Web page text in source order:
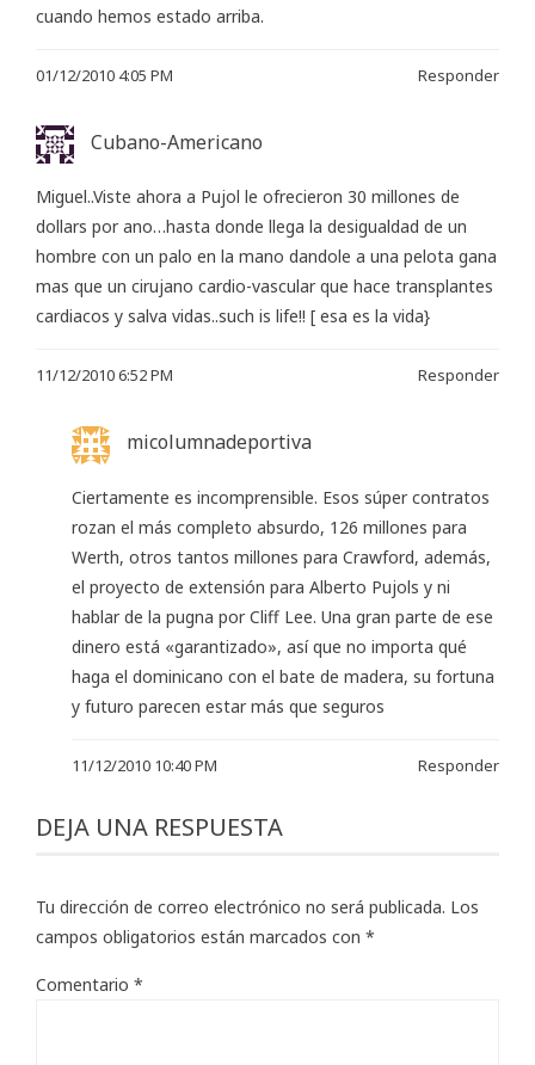
cuando hemos estado arriba.
01/12/2010 4:05 PM Responder
Cubano-Americano
Miguel..Viste ahora a Pujol le ofrecieron 30 millones de
dollars por ano…hasta donde llega la desigualdad de un
hombre con un palo en la mano dandole a una pelota gana
mas que un cirujano cardio-vascular que hace transplantes
cardiacos y salva vidas..such is life!! [ esa es la vida}
11/12/2010 6:52 PM Responder
micolumnadeportiva
Ciertamente es incomprensible. Esos súper contratos
rozan el más completo absurdo, 126 millones para
Werth, otros tantos millones para Crawford, además,
el proyecto de extensión para Alberto Pujols y ni
hablar de la pugna por Cliff Lee. Una gran parte de ese
dinero está «garantizado», así que no importa qué
haga el dominicano con el bate de madera, su fortuna
y futuro parecen estar más que seguros
11/12/2010 10:40 PM Responder
DEJA UNA RESPUESTA
Tu dirección de correo electrónico no será publicada. Los
campos obligatorios están marcados con *
Comentario *